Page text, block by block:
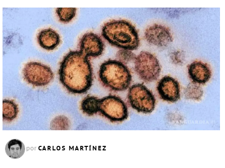
por CARLOS MARTÍNEZ